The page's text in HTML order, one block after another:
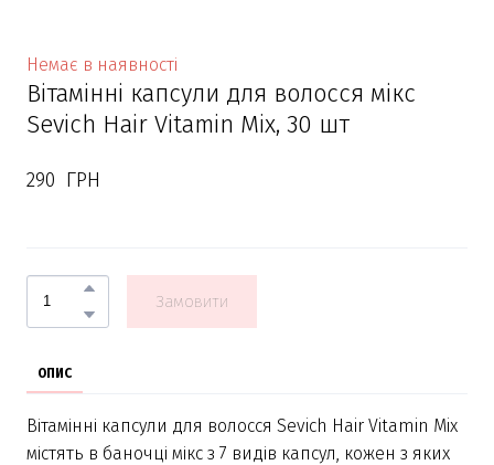
Немає в наявності
Вітамінні капсули для волосся мікс
Sevich Hair Vitamin Mix, 30 шт
290  ГРН
Замовити
ОПИС
Вітамінні капсули для волосся Sevich Hair Vitamin Mix
містять в баночці мікс з 7 видів капсул, кожен з яких